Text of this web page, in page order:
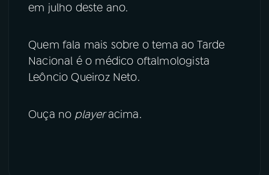
em julho deste ano.
Quem fala mais sobre o tema ao Tarde
Nacional é o médico oftalmologista
Leôncio Queiroz Neto.
Ouça no playeracima.